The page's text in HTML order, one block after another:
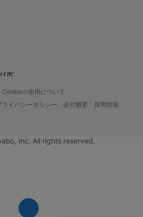
Cookieの使用について
ライバシーポリシー 会社概要
採用情報
Inc. All rights reserved.